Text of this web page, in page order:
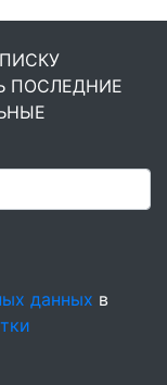
ПОСЛЕДНИЕ
данных в